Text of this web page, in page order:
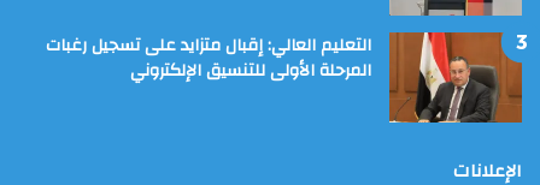
التعليم العالي: إقبال متزايد على تسجيل رغبات
المرحلة الأولى للتنسيق الإلكتروني
الإعلانات